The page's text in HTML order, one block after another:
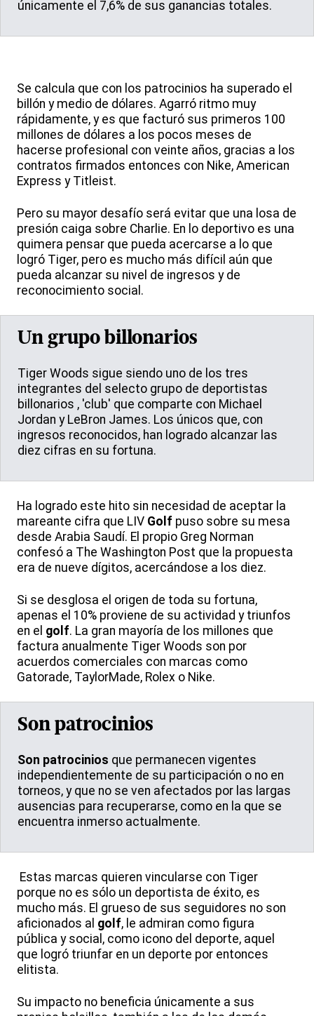
únicamente el 7,6% de sus ganancias totales.
Se calcula que con los patrocinios ha superado el
billón y medio de dólares. Agarró ritmo muy
rápidamente, y es que facturó sus primeros 100
millones de dólares a los pocos meses de
hacerse profesional con veinte años, gracias a los
contratos firmados entonces con Nike, American
Express y Titleist.
Pero su mayor desafío será evitar que una losa de
presión caiga sobre Charlie. En lo deportivo es una
quimera pensar que pueda acercarse a lo que
logró Tiger, pero es mucho más difícil aún que
pueda alcanzar su nivel de ingresos y de
reconocimiento social.
Un grupo billonarios
Tiger Woods sigue siendo uno de los tres
integrantes del selecto grupo de deportistas
billonarios , 'club' que comparte con Michael
Jordan y LeBron James. Los únicos que, con
ingresos reconocidos, han logrado alcanzar las
diez cifras en su fortuna.
Ha logrado este hito sin necesidad de aceptar la
mareante cifra que LIV Golf puso sobre su mesa
desde Arabia Saudí. El propio Greg Norman
confesó a The Washington Post que la propuesta
era de nueve dígitos, acercándose a los diez.
Si se desglosa el origen de toda su fortuna,
apenas el 10% proviene de su actividad y triunfos
en el golf. La gran mayoría de los millones que
factura anualmente Tiger Woods son por
acuerdos comerciales con marcas como
Gatorade, TaylorMade, Rolex o Nike.
Son patrocinios
Son patrocinios que permanecen vigentes
independientemente de su participación o no en
torneos, y que no se ven afectados por las largas
ausencias para recuperarse, como en la que se
encuentra inmerso actualmente.
Estas marcas quieren vincularse con Tiger
porque no es sólo un deportista de éxito, es
mucho más. El grueso de sus seguidores no son
aficionados al golf, le admiran como figura
pública y social, como icono del deporte, aquel
que logró triunfar en un deporte por entonces
elitista.
Su impacto no beneficia únicamente a sus